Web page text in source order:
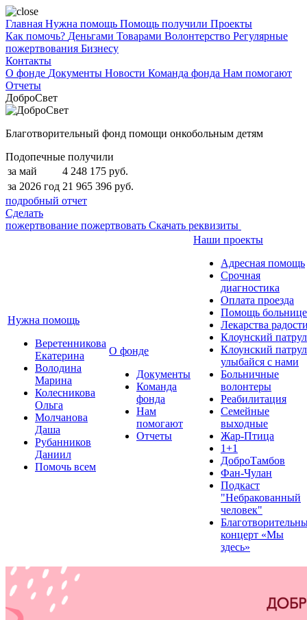
Главная Нужна помощь Помощь получили Проекты
Как помочь? Деньгами Товарами Волонтерство Регулярные
пожертвования Бизнесу
Контакты
О фонде Документы Новости Команда фонда Нам помогают
Отчеты
ДоброСвет
Благотворительный фонд помощи онкобольным детям
Подопечные получили
за май
4 248 175 руб.
за 2026 год 21 965 396 руб.
подробный отчет
Сделать
пожертвование пожертвовать Скачать реквизиты
Нужна помощь
Веретенникова
Екатерина
Володина
Марина
Колесникова
Ольга
Молчанова
Даша
Рубанников
Даниил
Помочь всем
О фонде
Документы
Команда
фонда
Нам
помогают
Отчеты
Наши проекты
Адресная помощь
Срочная
диагностика
Оплата проезда
Помощь больнице
Лекарства
Клоунский
Клоунский
улыбайся с нами
Больничные
волонтеры
Реабилитация
Семейные
выходные
Жар-Птица
1+1
ДоброТамбов
Фан-Чулан
Подкаст
"Небракованный
человек"
концерт «Мы
здесь»